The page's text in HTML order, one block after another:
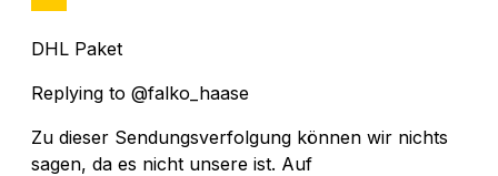
DHL Paket
Replying to @falko_haase
Zu dieser Sendungsverfolgung können wir nichts
sagen, da es nicht unsere ist. Auf